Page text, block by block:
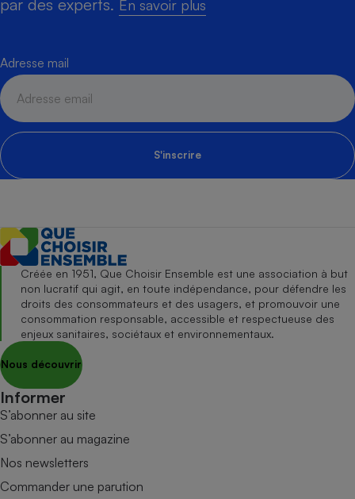
par des experts. En savoir plus
Adresse mail
S'inscrire
Créée en 1951, Que Choisir Ensemble est une association à but
non lucratif qui agit, en toute indépendance, pour défendre les
droits des consommateurs et des usagers, et promouvoir une
consommation responsable, accessible et respectueuse des
enjeux sanitaires, sociétaux et environnementaux.
Nous découvrir
Informer
S’abonner au site
S’abonner au magazine
Nos newsletters
Commander une parution